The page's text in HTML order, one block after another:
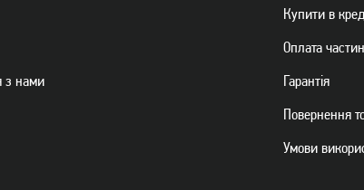
з нами
Купити в
Оплата
Гарантiя
Повернення
Умови